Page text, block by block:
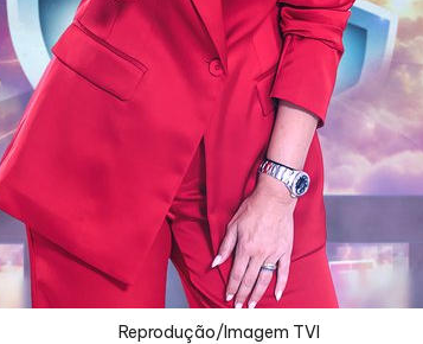
Reprodução/Imagem TVI